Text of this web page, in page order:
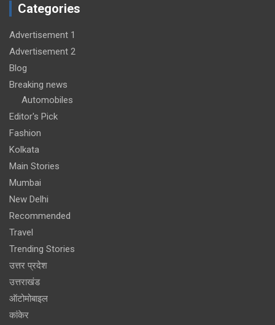
Categories
Advertisement 1
Advertisement 2
Blog
Breaking news
Automobiles
Editor's Pick
Fashion
Kolkata
Main Stories
Mumbai
New Delhi
Recommended
Travel
Trending Stories
उत्तर प्रदेश
उत्तराखंड
ऑटोमोबाइल
कांकेर